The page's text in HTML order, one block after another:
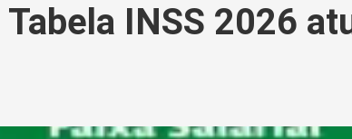
Tabela INSS 2026